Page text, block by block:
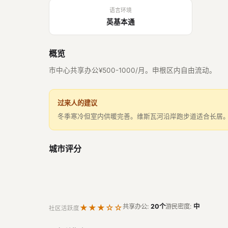
语言环境
英基本通
概览
市中心共享办公¥500-1000/月。申根区内自由流动。
过来人的建议
冬季寒冷但室内供暖完善。维斯瓦河沿岸跑步道适合长居。
城市评分
社区活跃度 ★★★☆☆共享办公: 20个游民密度: 中